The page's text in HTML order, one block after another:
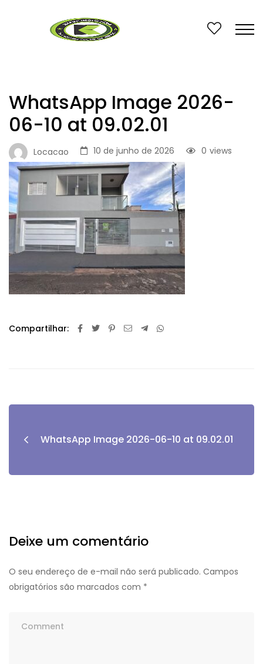
WhatsApp Image 2026-
06-10 at 09.02.01
Locacao 10 de junho de 2026 views
0
Compartilhar:
WhatsApp Image 2026-06-10 at 09.02.01
Deixe um comentário
O seu endereço de e-mail não será publicado. Campos
obrigatórios são marcados com *